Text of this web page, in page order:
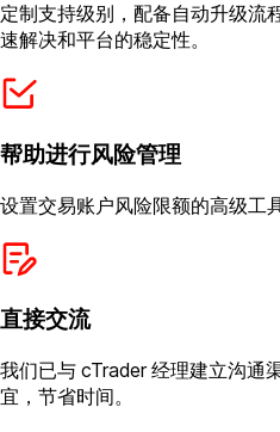
定制支持级别，配备自动升级流
速解决和平台的稳定性。
帮助进行风险管理
设置交易账户风险限额的高级工
直接交流
我们已与 cTrader 经理建立沟通
宜，节省时间。